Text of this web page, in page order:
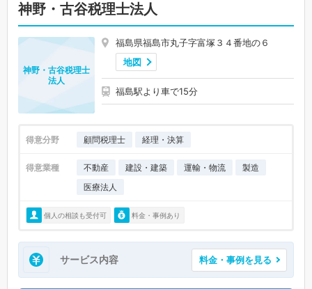
神野・古谷税理士法人
福島県福島市丸子字富塚３４番地の６
地図
福島駅より車で15分
神野・古谷税理士
法人
得意分野 顧問税理士 経理・決算
得意業種 不動産 建設・建築 運輸・物流
製造
医療法人
個人の相談も受付可 料金・事例あり
サービス内容 料金・事例を見る